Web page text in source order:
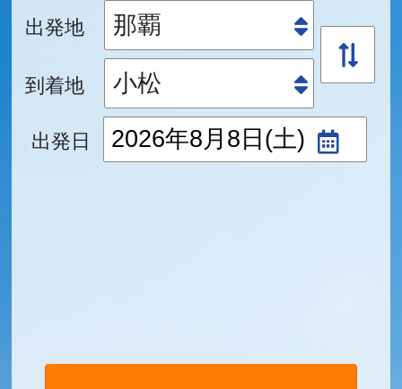
出発地
到着地
出発日